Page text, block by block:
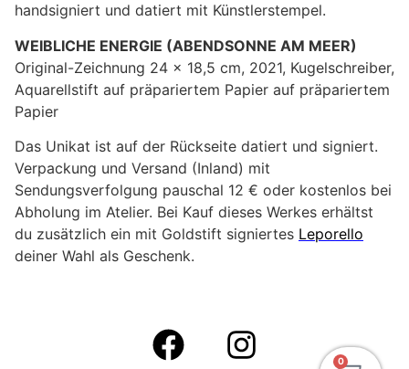
handsigniert und datiert mit Künstlerstempel.
WEIBLICHE ENERGIE (ABENDSONNE AM MEER)
Original-Zeichnung 24 x 18,5 cm, 2021, Kugelschreiber,
Aquarellstift auf präpariertem Papier auf präpariertem
Papier
Das Unikat ist auf der Rückseite datiert und signiert.
Verpackung und Versand (Inland) mit
Sendungsverfolgung pauschal 12 € oder kostenlos bei
Abholung im Atelier. Bei Kauf dieses Werkes erhältst
du zusätzlich ein mit Goldstift signiertes Leporello
deiner Wahl als Geschenk.
0